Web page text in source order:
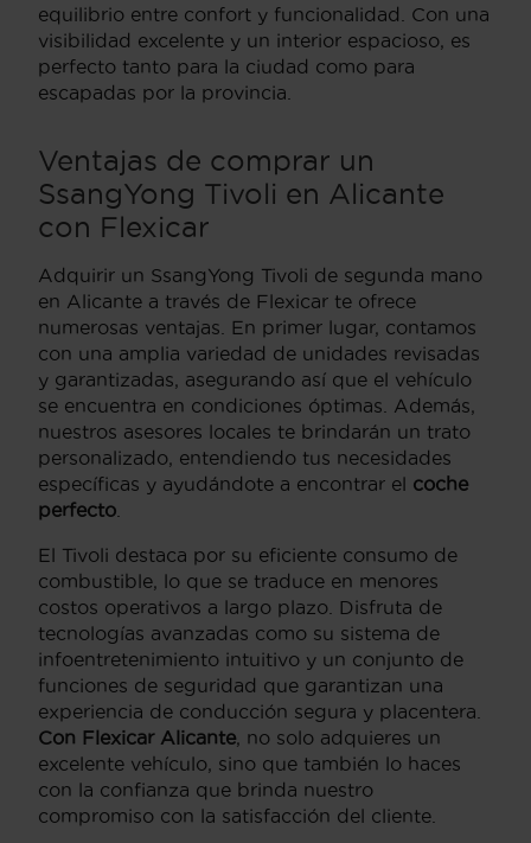
equilibrio entre confort y funcionalidad. Con una
visibilidad excelente y un interior espacioso, es
perfecto tanto para la ciudad como para
escapadas por la provincia.
Ventajas de comprar un
SsangYong Tivoli en Alicante
con Flexicar
Adquirir un SsangYong Tivoli de segunda mano
en Alicante a través de Flexicar te ofrece
numerosas ventajas. En primer lugar, contamos
con una amplia variedad de unidades revisadas
y garantizadas, asegurando así que el vehículo
se encuentra en condiciones óptimas. Además,
nuestros asesores locales te brindarán un trato
personalizado, entendiendo tus necesidades
específicas y ayudándote a encontrar el coche
perfecto
El Tivoli destaca por su eficiente consumo de
combustible, lo que se traduce en menores
costos operativos a largo plazo. Disfruta de
tecnologías avanzadas como su sistema de
infoentretenimiento intuitivo y un conjunto de
funciones de seguridad que garantizan una
experiencia de conducción segura y placentera.
Con Flexicar Alicante , no solo adquieres un
excelente vehículo, sino que también lo haces
con la confianza que brinda nuestro
compromiso con la satisfacción del cliente.